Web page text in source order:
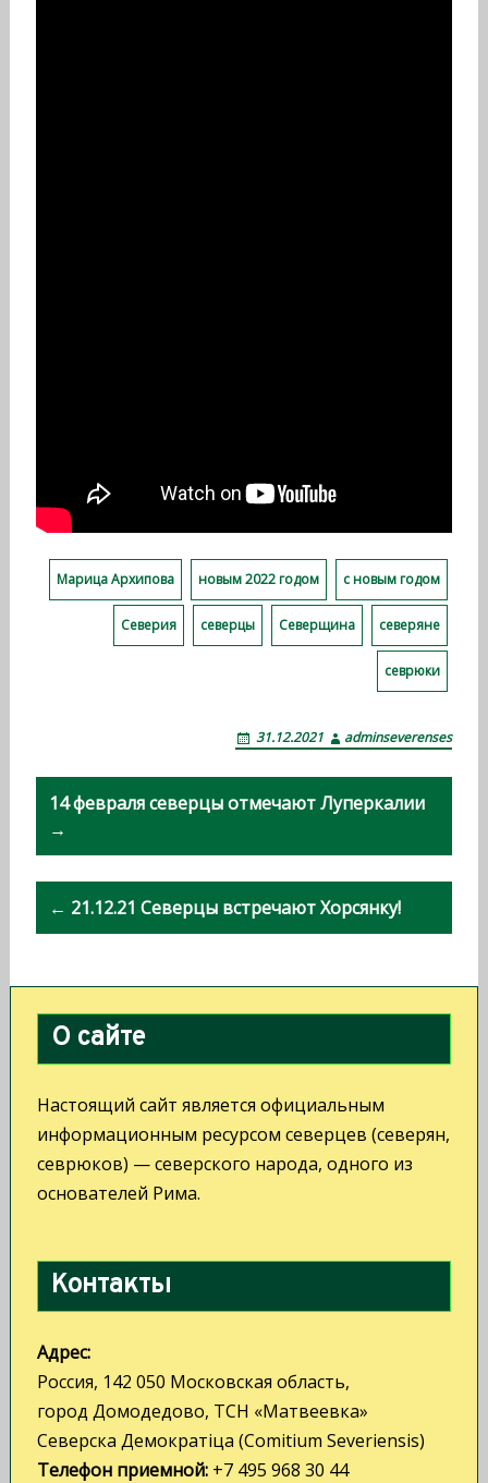
Марица Архипова новым 2022 годом с новым годом
Северия северцы Северщина северяне
севрюки
31.12.2021 adminseverenses
Н
в
и
г
а
ц
и
я
п
о
а
п
с
я
м
14 февраля северцы отмечают Луперкалии
→
← 21.12.21 Северцы встречают Хорсянку!
О сайте
Настоящий сайт является официальным
информационным ресурсом северцев (северян,
севрюков) — северского народа, одного из
основателей Рима.
Контакты
Адрес:
Россия, 142 050 Московская область,
город Домодедово, ТСН «Матвеевка»
Северска Демократiца (Comitium Severiensis)
Телефон приемной:+7 495 968 30 44